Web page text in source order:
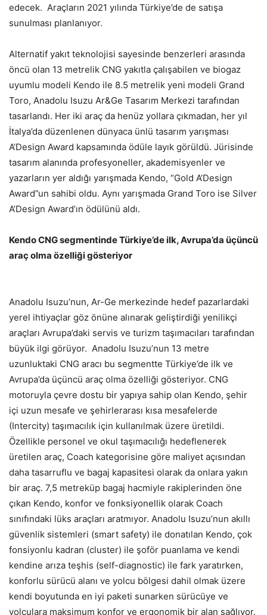
edecek. Araçların 2021 yılında Türkiye’de de satışa
sunulması planlanıyor.
Alternatif yakıt teknolojisi sayesinde benzerleri arasında
öncü olan 13 metrelik CNG yakıtla çalışabilen ve biogaz
uyumlu modeli Kendo ile 8.5 metrelik yeni modeli Grand
Toro, Anadolu Isuzu Ar&Ge Tasarım Merkezi tarafından
tasarlandı. Her iki araç da henüz yollara çıkmadan, her yıl
İtalya’da düzenlenen dünyaca ünlü tasarım yarışması
A’Design Award kapsamında ödüle layık görüldü. Jürisinde
tasarım alanında profesyoneller, akademisyenler ve
yazarların yer aldığı yarışmada Kendo, “Gold A’Design
Award”un sahibi oldu. Aynı yarışmada Grand Toro ise Silver
A’Design Award’ın ödülünü aldı.
Kendo CNG segmentinde Türkiye’de ilk, Avrupa’da üçüncü
araç olma özelliği gösteriyor
Anadolu Isuzu’nun, Ar-Ge merkezinde hedef pazarlardaki
yerel ihtiyaçlar göz önüne alınarak geliştirdiği yenilikçi
araçları Avrupa’daki servis ve turizm taşımacıları tarafından
büyük ilgi görüyor. Anadolu Isuzu’nun 13 metre
uzunluktaki CNG aracı bu segmentte Türkiye’de ilk ve
Avrupa’da üçüncü araç olma özelliği gösteriyor. CNG
motoruyla çevre dostu bir yapıya sahip olan Kendo, şehir
içi uzun mesafe ve şehirlerarası kısa mesafelerde
(Intercity) taşımacılık için kullanılmak üzere üretildi.
Özellikle personel ve okul taşımacılığı hedeflenerek
üretilen araç, Coach kategorisine göre maliyet açısından
daha tasarruflu ve bagaj kapasitesi olarak da onlara yakın
bir araç. 7,5 metreküp bagaj hacmiyle rakiplerinden öne
çıkan Kendo, konfor ve fonksiyonellik olarak Coach
sınıfındaki lüks araçları aratmıyor. Anadolu Isuzu’nun akıllı
güvenlik sistemleri (smart safety) ile donatılan Kendo, çok
fonsiyonlu kadran (cluster) ile şoför puanlama ve kendi
kendine arıza teşhis (self-diagnostic) ile fark yaratırken,
konforlu sürücü alanı ve yolcu bölgesi dahil olmak üzere
kendi boyutunda en iyi paketi sunarken sürücüye ve
yolculara maksimum konfor ve ergonomik bir alan sağlıyor.